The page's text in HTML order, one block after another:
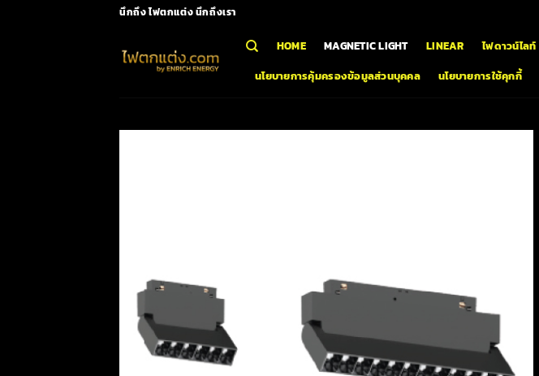
นึกถึง ไฟตกแต่ง นึกถึงเรา
HOME MAGNETIC LIGHT LINEAR ไฟดาวน์ไลท์
นโยบายการคุ้มครองข้อมูลส่วนบุคคล
นโยบายการใช้คุกกี้